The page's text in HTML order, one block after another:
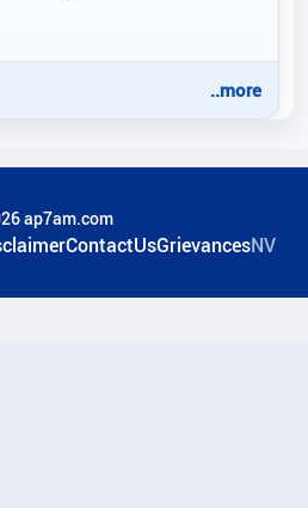
..more
ap7am.com
ContactUsGrievancesNV